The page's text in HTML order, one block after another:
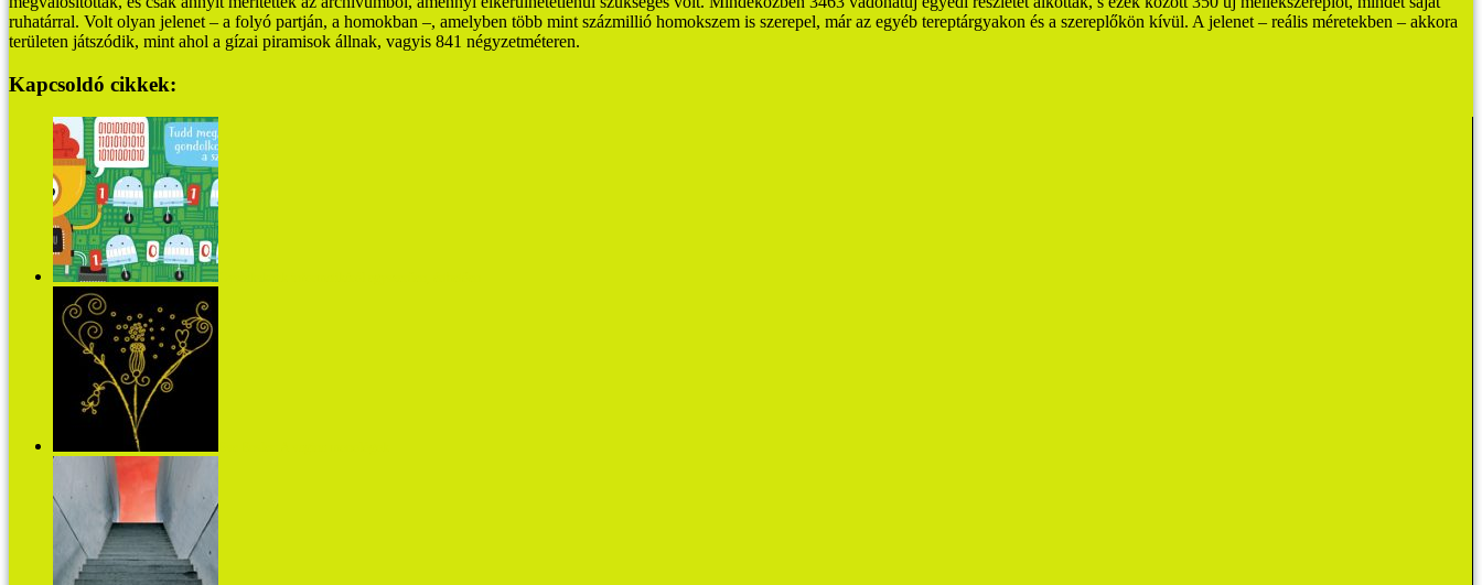
ruhatárral. Volt olyan jelenet – a folyó partján, a homokban –, amelyben több mint százmillió homokszem is szerepel, már az egyéb tereptárgyakon és a szereplőkön kívül. A jelenet – reális méretekben – akkora
területen játszódik, mint ahol a gízai piramisok állnak, vagyis 841 négyzetméteren.
Kapcsoldó cikkek: